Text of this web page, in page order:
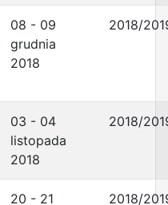
08 - 09
grudnia
2018
2018/
03 - 04
listopada
2018
2018/
20 - 21
2018/